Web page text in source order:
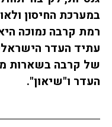
במערכת החיסון
רמת קרבה נמוכה
עתיד העדר
של קרבה בשארות
העדר ו"שיאון".